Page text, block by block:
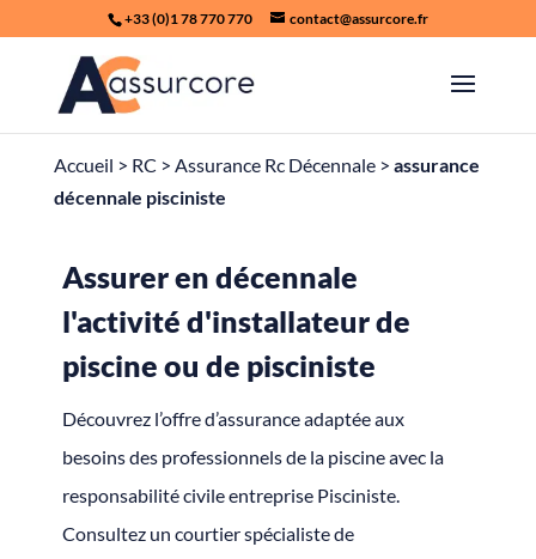
+33 (0)1 78 770 770 contact@assurcore.fr
Accueil > RC > Assurance Rc Décennale> assurance
décennale pisciniste
Assurer en décennale
l'activité d'installateur de
piscine ou de pisciniste
Découvrez l’offre d’assurance adaptée aux
besoins des professionnels de la piscine avec la
responsabilité civile entreprise Pisciniste.
Consultez un courtier spécialiste de